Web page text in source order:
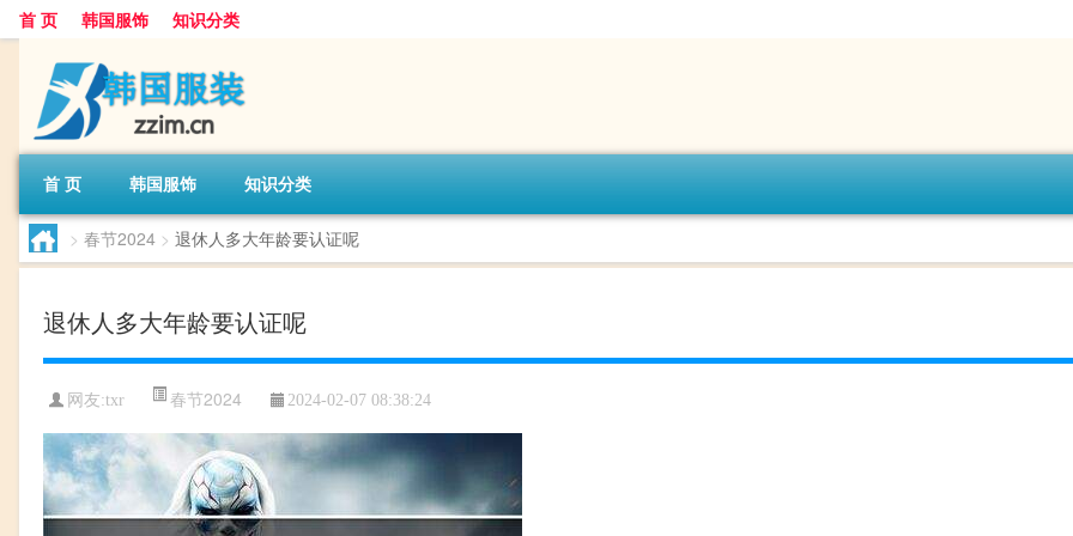
首 页 韩国服饰 知识分类
首 页 韩国服饰 知识分类
> 春节2024 > 退休人多大年龄要认证呢
退休人多大年龄要认证呢
网友:txr 春节2024 2024-02-07 08:38:24